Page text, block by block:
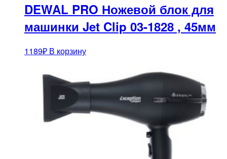
DEWAL PRO Ножевой блок для
машинки Jet Clip 03-1828 , 45мм
1189₽ В корзину